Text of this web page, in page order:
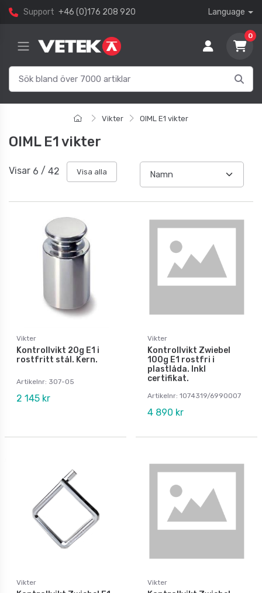
Support +46 (0)176 208 920 Language
0
Vikter OIML E1 vikter
OIML E1 vikter
Visar 6 / 42 Visa alla
Vikter
Kontrollvikt 20g E1 i
rostfritt stål. Kern.
Artikelnr: 307-05
2 145 kr
Vikter
Kontrollvikt Zwiebel
100g E1 rostfri i
plastlåda. Inkl
certifikat.
Artikelnr: 1074319/6990007
4 890 kr
Vikter Vikter